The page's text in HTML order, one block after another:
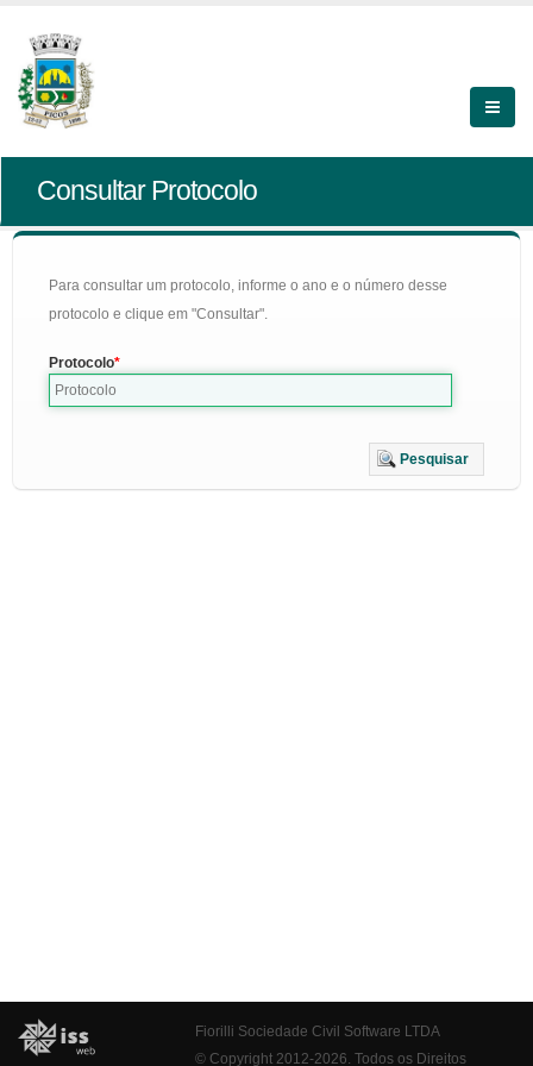
Consultar Protocolo
Para consultar um protocolo, informe o ano e o número desse
protocolo e clique em "Consultar".
Protocolo
Pesquisar
Fiorilli Sociedade Civil Software LTDA
© Copyright 2012-2026. Todos os Direitos